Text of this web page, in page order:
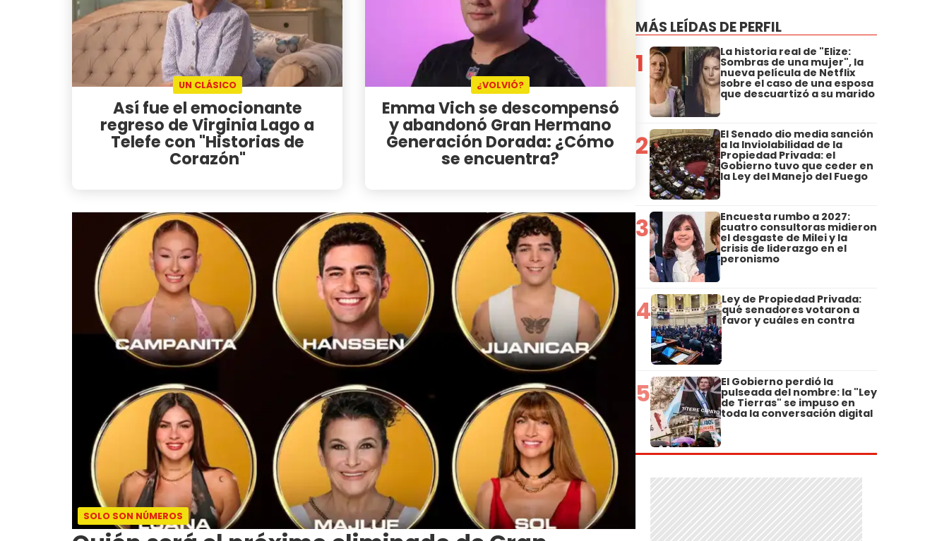
UN CLÁSICO
Así fue el emocionante
regreso de Virginia Lago a
Telefe con "Historias de
Corazón"
¿VOLVIÓ?
Emma Vich se descompensó
y abandonó Gran Hermano
Generación Dorada: ¿Cómo
se encuentra?
SOLO SON NÚMEROS
MÁS LEÍDAS DE PERFIL
1 La historia real de "Elize:
Sombras de una mujer", la
nueva película de Netflix
sobre el caso de una esposa
que descuartizó a su marido
2 El Senado dio media sanción
a la Inviolabilidad de la
Propiedad Privada: el
Gobierno tuvo que ceder en
la Ley del Manejo del Fuego
3 Encuesta rumbo a 2027:
cuatro consultoras midieron
el desgaste de Milei y la
crisis de liderazgo en el
peronismo
4 Ley de Propiedad Privada:
qué senadores votaron a
favor y cuáles en contra
5 El Gobierno perdió la
pulseada del nombre: la "Ley
de Tierras" se impuso en
toda la conversación digital